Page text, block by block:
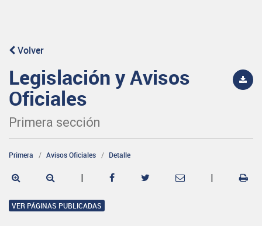
Volver
Legislación y Avisos
Oficiales
Primera sección
Primera Avisos Oficiales Detalle
| |
VER PÁGINAS PUBLICADAS